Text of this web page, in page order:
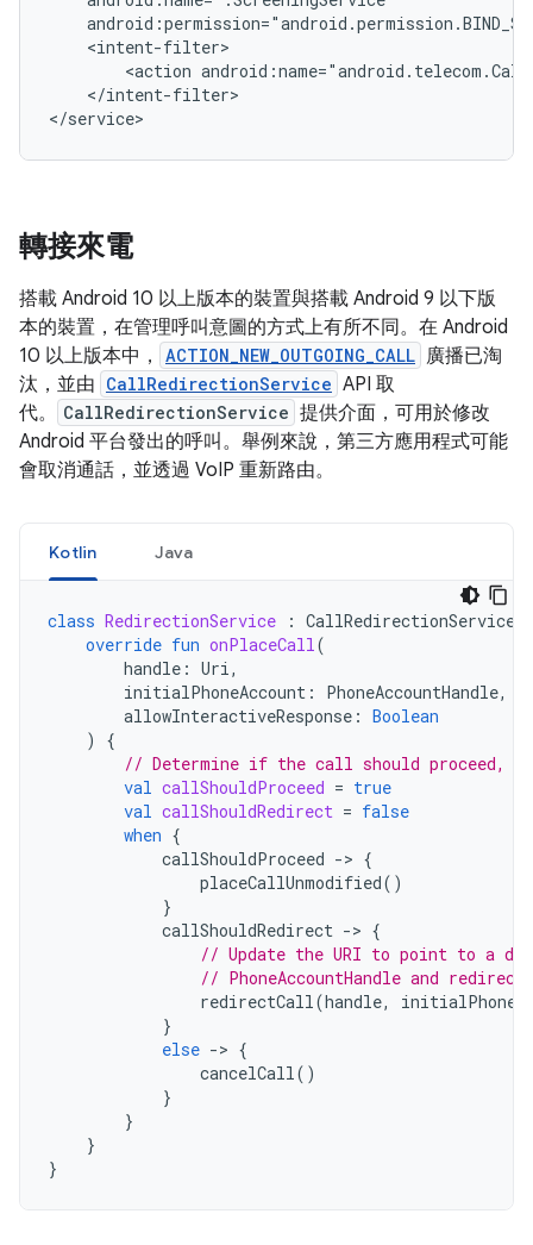
<action
</intent-filter>
轉接來電
搭載 Android 10 以上版本的裝置與搭載 Android 9 以下版
本的裝置，在管理呼叫意圖的方式上有所不同。在 Android
10 以上版本中，
ACTION_NEW_OUTGOING_CALL 廣播已淘
汰，並由 CallRedirectionService API 取
代。
CallRedirectionService 提供介面，可用於修改
Android 平台發出的呼叫。舉例來說，第三方應用程式可能
會取消通話，並透過 VoIP 重新路由。
Kotlin Java
class RedirectionService : CallRedirectionService
override fun onPlaceCall(
handle : Uri,
initialPhoneAccount : PhoneAccountHandle,
allowInteractiveResponse : Boolean
)
{
// Determine if the call should proceed,
val callShouldProceed = true
val callShouldRedirect = false
when {
callShouldProceed -> {
placeCallUnmodified()
}
callShouldRedirect -> {
// Update the URI to point to a
// PhoneAccountHandle and redirect.
redirectCall(handle,
}
else -> {
cancelCall()
}
}
}
}